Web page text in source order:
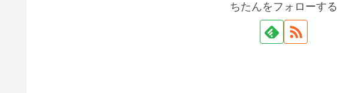
ちたんをフォローする